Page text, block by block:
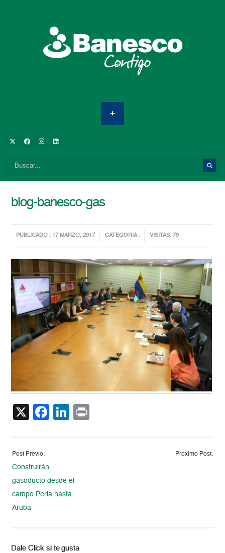
blog-banesco-gas
PUBLICADO : 17 MARZO, 2017 CATEGORIA : VISITAS: 79
X Facebook
LinkedIn
Post Previo:
Construirán
gasoducto desde el
campo Perla hasta
Aruba
Proximo Post:
Dale Click si te gusta